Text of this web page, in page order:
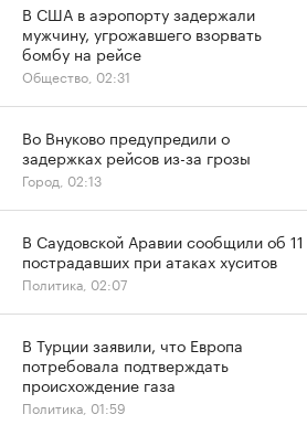
В США в аэропорту задержали
мужчину, угрожавшего взорвать
бомбу на рейсе
Общество, 02:31
Во Внуково предупредили о
задержках рейсов из-за грозы
Город, 02:13
В Саудовской Аравии сообщили об 11
пострадавших при атаках хуситов
Политика, 02:07
В Турции заявили, что Европа
потребовала подтверждать
происхождение газа
Политика, 01:59